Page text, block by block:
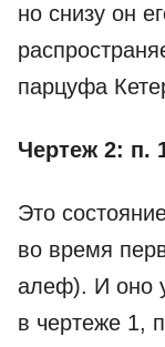
но снизу он
парцуфа
Чертеж 2: п.
Это
во время
алеф). И оно
в чертеже 1,